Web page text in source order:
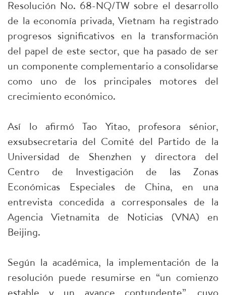
Resolución No. 68-NQ/TW sobre el desarrollo
de la economía privada, Vietnam ha registrado
progresos significativos en la transformación
del papel de este sector, que ha pasado de ser
un componente complementario a consolidarse
como uno de los principales motores del
crecimiento económico.
Así lo afirmó Tao Yitao, profesora sénior,
exsubsecretaria del Comité del Partido de la
Universidad de Shenzhen y directora del
Centro de Investigación de las Zonas
Económicas Especiales de China, en una
entrevista concedida a corresponsales de la
Agencia Vietnamita de Noticias (VNA) en
Beijing.
Según la académica, la implementación de la
resolución puede resumirse en “un comienzo